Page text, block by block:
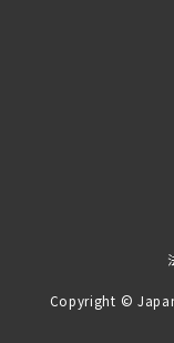
Copyright ©